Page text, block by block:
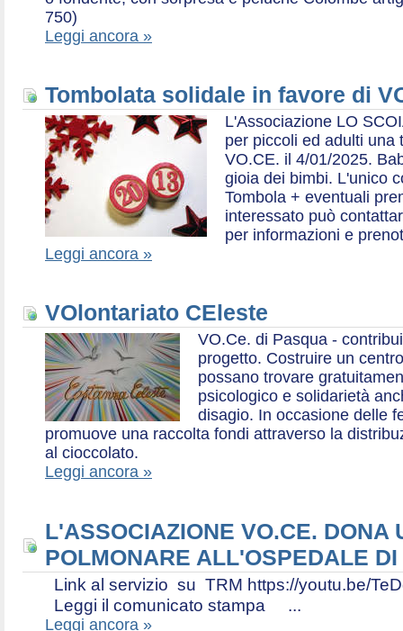
750)
Leggi ancora »
Tombolata solidale in favore di
L'Associazione LO
per piccoli ed adulti una
VO.CE. il 4/01/2025.
gioia dei bimbi. L'unico
Tombola + eventuali
interessato può
per informazioni e
Leggi ancora »
VOlontariato CEleste
VO.Ce. di Pasqua -
progetto. Costruire un
possano trovare
psicologico e solidarietà
disagio. In occasione delle
promuove una raccolta fondi attraverso la
al cioccolato.
Leggi ancora »
L'ASSOCIAZIONE VO.CE. DONA
POLMONARE ALL'OSPEDALE
Link al servizio su TRM https://youtu.be/
Leggi il comunicato stampa ...
Leggi ancora »